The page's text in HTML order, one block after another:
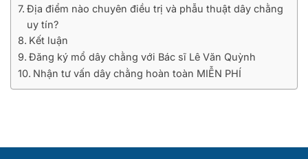
Địa điểm nào chuyên điều trị và phẫu thuật dây chằng
uy tín?
Kết luận
Đăng ký mổ dây chằng với Bác sĩ Lê Văn Quỳnh
Nhận tư vấn dây chằng hoàn toàn MIỄN PHÍ